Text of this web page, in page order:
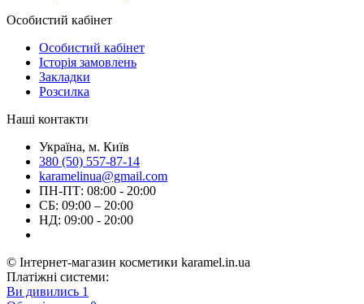
Особистий кабінет
Особистий кабінет
Історія замовлень
Закладки
Розсилка
Наші контакти
Україна, м. Київ
380 (50) 557-87-14
karamelinua@gmail.com
ПН-ПТ: 08:00 - 20:00
СБ: 09:00 – 20:00
НД: 09:00 - 20:00
© Інтернет-магазин косметики karamel.in.ua
Платіжні системи:
Ви дивились 1